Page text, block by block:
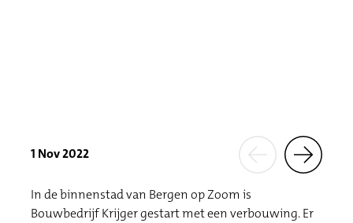
1 Nov 2022
In de binnenstad van Bergen op Zoom is
Bouwbedrijf Krijger gestart met een verbouwing. Er